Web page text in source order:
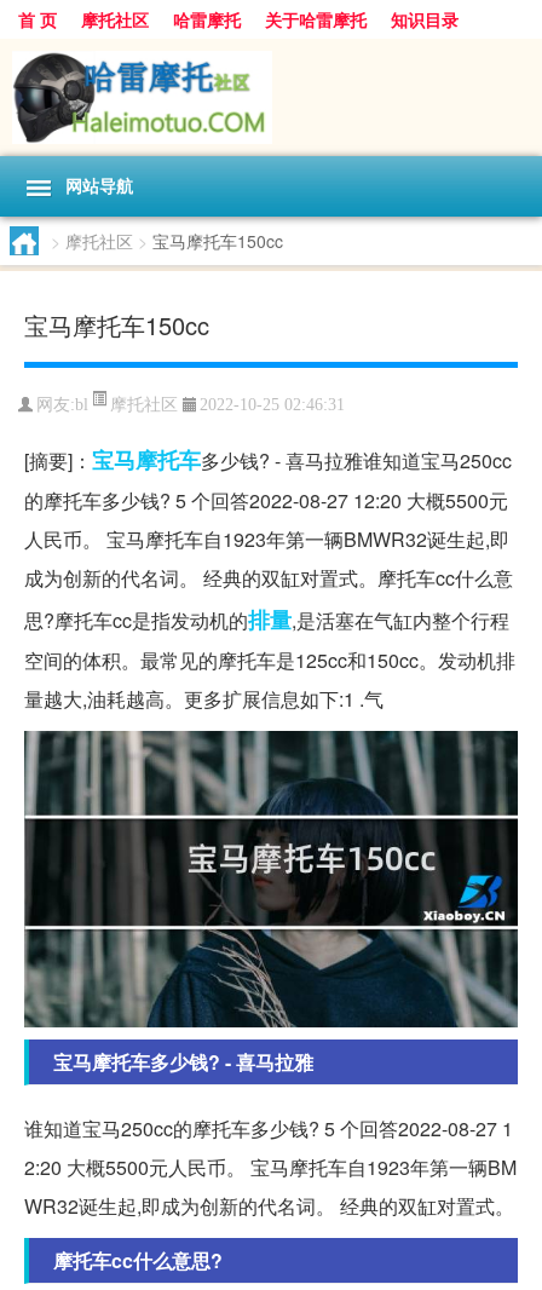
首 页 摩托社区 哈雷摩托 关于哈雷摩托 知识目录
网站导航
> 摩托社区 > 宝马摩托车150cc
宝马摩托车150cc
网友:bl 摩托社区 2022-10-25 02:46:31
[摘要]： 宝马摩托车多少钱? - 喜马拉雅谁知道宝马250cc
的摩托车多少钱? 5 个回答2022-08-27 12:20 大概5500元
人民币。 宝马摩托车自1923年第一辆BMWR32诞生起,即
成为创新的代名词。 经典的双缸对置式。摩托车cc什么意
思?摩托车cc是指发动机的排量,是活塞在气缸内整个行程
空间的体积。最常见的摩托车是125cc和150cc。发动机排
量越大,油耗越高。更多扩展信息如下:1 .气
宝马摩托车多少钱? - 喜马拉雅
谁知道宝马250cc的摩托车多少钱? 5 个回答2022-08-27 1
2:20 大概5500元人民币。 宝马摩托车自1923年第一辆BM
WR32诞生起,即成为创新的代名词。 经典的双缸对置式。
摩托车cc什么意思?